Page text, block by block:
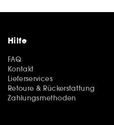
Hilfe
FAQ
Kontakt
Lieferservices
Retoure & Rückerstattung
Zahlungsmethoden